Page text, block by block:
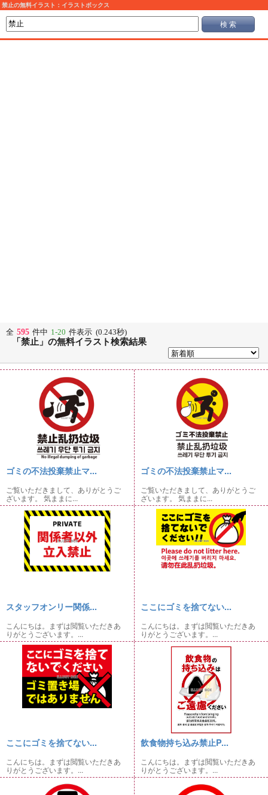
禁止の無料イラスト：イラストボックス
検 索
全 595 件中 1-20 件表示 (0.243秒)
「禁止」の無料イラスト検索結果
ゴミの不法投棄禁止マ...
ご覧いただきまして、ありがとうご
ざいます。 気ままに...
ゴミの不法投棄禁止マ...
ご覧いただきまして、ありがとうご
ざいます。 気ままに...
スタッフオンリー関係...
こんにちは。まずは閲覧いただきあ
りがとうございます。...
ここにゴミを捨てない...
こんにちは。まずは閲覧いただきあ
りがとうございます。...
ここにゴミを捨てない...
こんにちは。まずは閲覧いただきあ
りがとうございます。...
飲食物持ち込み禁止P...
こんにちは。まずは閲覧いただきあ
りがとうございます。...